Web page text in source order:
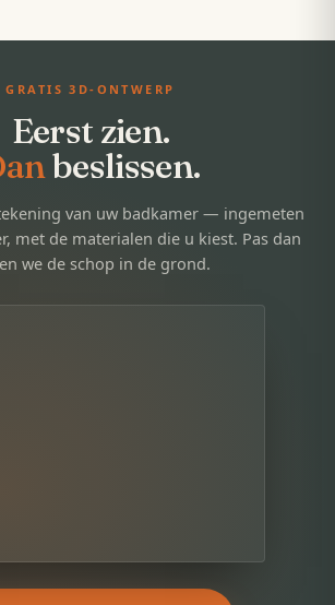
GRATIS 3D-ONTWERP
Eerst zien.
beslissen.
van uw badkamer — ingemeten
met de materialen die u kiest. Pas dan
we de schop in de grond.